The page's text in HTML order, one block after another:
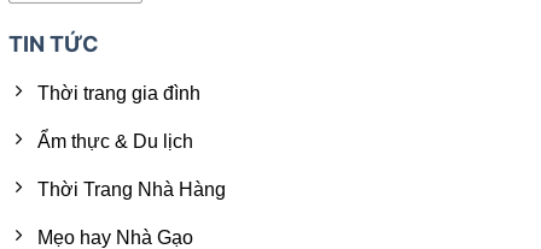
TIN TỨC
Thời trang gia đình
Ẩm thực & Du lịch
Thời Trang Nhà Hàng
Mẹo hay Nhà Gạo